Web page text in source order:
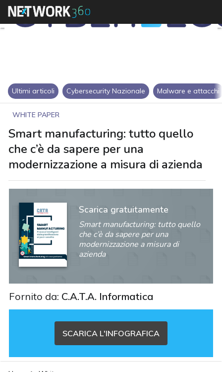
Ultimi articoli Cybersecurity Nazionale Malware e attacchi
WHITE PAPER
Smart manufacturing: tutto quello
che c’è da sapere per una
modernizzazione a misura di azienda
Scarica gratuitamente
Smart manufacturing: tutto quello
che c’è da sapere per una
modernizzazione a misura di
azienda
Fornito da: C.A.T.A. Informatica
SCARICA L'INFOGRAFICA